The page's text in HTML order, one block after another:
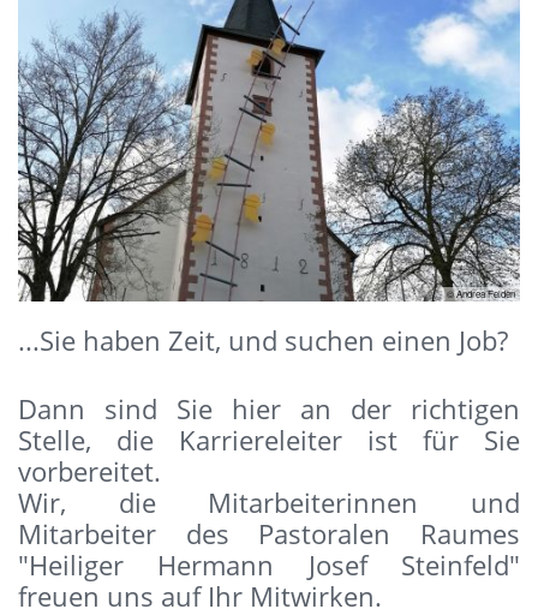
© Andrea Felden
...Sie haben Zeit, und suchen einen Job?
Dann sind Sie hier an der richtigen
Stelle, die Karriereleiter ist für Sie
vorbereitet.
Wir, die Mitarbeiterinnen und
Mitarbeiter des Pastoralen Raumes
"Heiliger Hermann Josef Steinfeld"
freuen uns auf Ihr Mitwirken.